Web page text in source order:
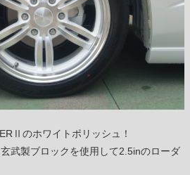
のホワイトポリッシュ！
武製ブロックを使用して2.5inのローダ